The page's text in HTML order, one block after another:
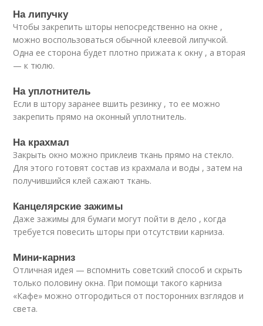
На липучку
Чтобы закрепить шторы непосредственно на окне ,
можно воспользоваться обычной клеевой липучкой.
Одна ее сторона будет плотно прижата к окну , а вторая
— к тюлю.
На уплотнитель
Если в штору заранее вшить резинку , то ее можно
закрепить прямо на оконный уплотнитель.
На крахмал
Закрыть окно можно приклеив ткань прямо на стекло.
Для этого готовят состав из крахмала и воды , затем на
получившийся клей сажают ткань.
Канцелярские зажимы
Даже зажимы для бумаги могут пойти в дело , когда
требуется повесить шторы при отсутствии карниза.
Мини-карниз
Отличная идея — вспомнить советский способ и скрыть
только половину окна. При помощи такого карниза
«Кафе» можно отгородиться от посторонних взглядов и
света.